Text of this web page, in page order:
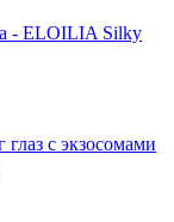
- ELOILIA Silky
с экзосомами